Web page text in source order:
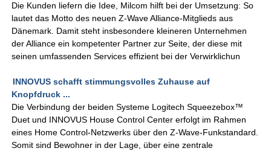
Die Kunden liefern die Idee, Milcom hilft bei der Umsetzung: So
lautet das Motto des neuen Z-Wave Alliance-Mitglieds aus
Dänemark. Damit steht insbesondere kleineren Unternehmen
der Alliance ein kompetenter Partner zur Seite, der diese mit
seinen umfassenden Services effizient bei der Verwirklichun
INNOVUS schafft stimmungsvolles Zuhause auf
Knopfdruck ...
Die Verbindung der beiden Systeme Logitech Squeezebox™
Duet und INNOVUS House Control Center erfolgt im Rahmen
eines Home Control-Netzwerks über den Z-Wave-Funkstandard.
Somit sind Bewohner in der Lage, über eine zentrale